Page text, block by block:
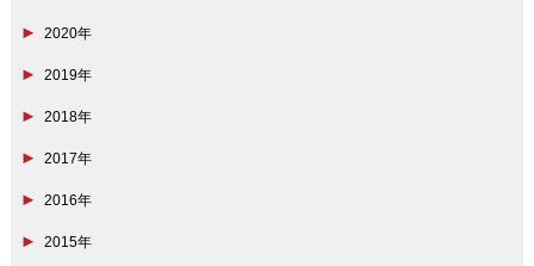
2020年
2019年
2018年
2017年
2016年
2015年